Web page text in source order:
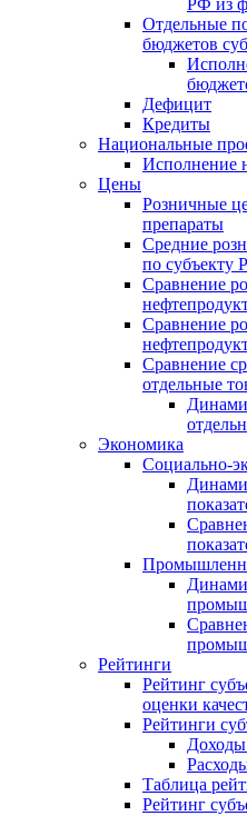
РФ из
Отдельные
бюджетов
Дефицит
Кредиты
Национальные
Исполнение
Цены
Розничные
препараты
Средние
по субъекту
Сравнение
Сравнение
Сравнение
отдельные
Экономика
Социально-
Рейтинги
Рейтинг
оценки
Рейтинги
Доходы
Таблица
Рейтинг